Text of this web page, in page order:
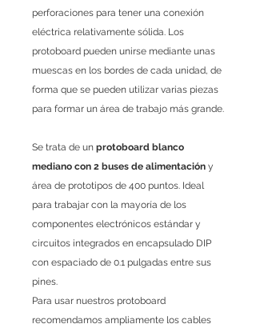
perforaciones para tener una conexión
eléctrica relativamente sólida. Los
protoboard pueden unirse mediante unas
muescas en los bordes de cada unidad, de
forma que se pueden utilizar varias piezas
para formar un área de trabajo más grande.
Se trata de un protoboard blanco
mediano con 2 buses de alimentación y
área de prototipos de 400 puntos. Ideal
para trabajar con la mayoría de los
componentes electrónicos estándar y
circuitos integrados en encapsulado DIP
con espaciado de 0.1 pulgadas entre sus
pines.
Para usar nuestros protoboard
recomendamos ampliamente los cables